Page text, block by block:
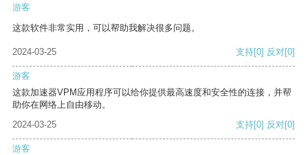
游客
这款软件非常实用，可以帮助我解决很多问题。
2024-03-25 支持[0] 反对[0]
游客
这款加速器VPM应用程序可以给你提供最高速度和安全性的连接，并帮
助你在网络上自由移动。
2024-03-25
支持[0] 反对[0]
游客